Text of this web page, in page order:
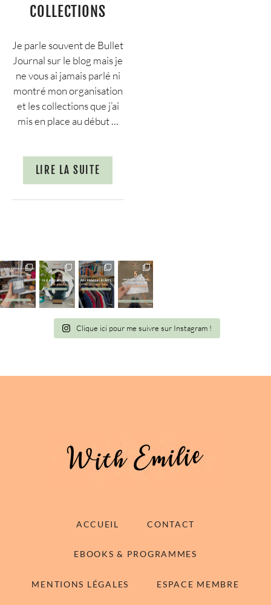
COLLECTIONS
Je parle souvent de Bullet
Journal sur le blog mais je
ne vous ai jamais parlé ni
montré mon organisation
et les collections que j’ai
mis en place au début …
LIRE LA SUITE
Clique ici pour me suivre sur Instagram !
ACCUEIL CONTACT
EBOOKS & PROGRAMMES
MENTIONS LÉGALES ESPACE MEMBRE